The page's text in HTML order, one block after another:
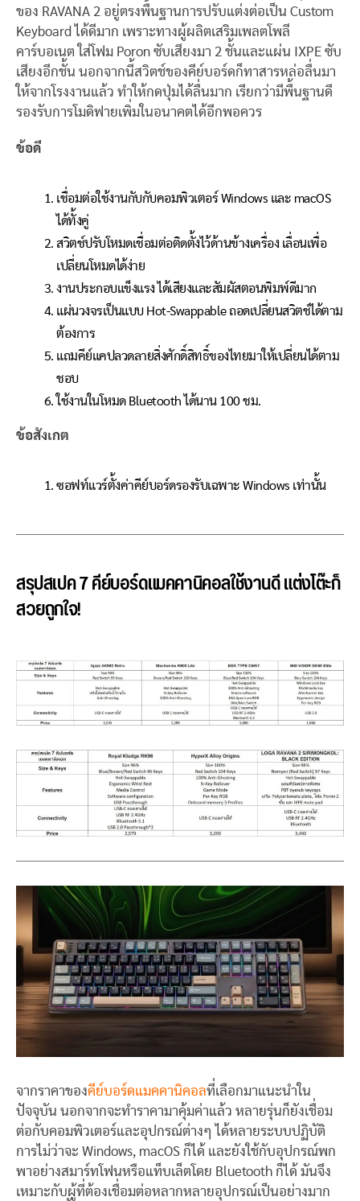
ของ RAVANA 2 อยู่ตรงพื้นฐานการปรับแต่งต่อเป็น Custom
Keyboard ได้ดีมาก เพราะทางผู้ผลิตเสริมเพลตโพลี
คาร์บอเนต ใส่โฟม Poron ซับเสียงมา 2 ชั้นและแผ่น IXPE ซับ
เสียงอีกชั้น นอกจากนี้สวิตช์ของคีย์บอร์ดก็ทาสารหล่อลื่นมา
ให้จากโรงงานแล้ว ทำให้กดปุ่มได้ลื่นมาก เรียกว่ามีพื้นฐานดี
รองรับการโมดิฟายเพิ่มในอนาคตได้อีกพอควร
ข้อดี
เชื่อมต่อใช้งานกับกับคอมพิวเตอร์ Windows และ macOS
ได้ทั้งคู่
สวิตช์ปรับโหมดเชื่อมต่อติดตั้งไว้ด้านข้างเครื่อง เลื่อนเพื่อ
เปลี่ยนโหมดได้ง่าย
งานประกอบแข็งแรง ได้เสียงและสัมผัสตอนพิมพ์ดีมาก
แผ่นวงจรเป็นแบบ Hot-Swappable ถอดเปลี่ยนสวิตช์ได้ตาม
ต้องการ
แถมคีย์แคปลวดลายสิ่งศักดิ์สิทธิ์ของไทยมาให้เปลี่ยนได้ตาม
ชอบ
ใช้งานในโหมด Bluetooth ได้นาน 100 ชม.
ข้อสังเกต
ซอฟท์แวร์ตั้งค่าคีย์บอร์ดรองรับเฉพาะ Windows เท่านั้น
สรุปสเปค 7 คีย์บอร์ดแมคคานิคอลใช้งานดี แต่งโต๊ะก็
สวยถูกใจ!
จากราคาของคีย์บอร์ดแมคคานิคอลที่เลือกมาแนะนำใน
ปัจจุบัน นอกจากจะทำราคามาคุ้มค่าแล้ว หลายรุ่นก็ยังเชื่อม
ต่อกับคอมพิวเตอร์และอุปกรณ์ต่างๆ ได้หลายระบบปฏิบัติ
การไม่ว่าจะ Windows, macOS ก็ได้ และยังใช้กับอุปกรณ์พก
พาอย่างสมาร์ทโฟนหรือแท็บเล็ตโดย Bluetooth ก็ได้ มันจึง
เหมาะกับผู้ที่ต้องเชื่อมต่อหลากหลายอุปกรณ์เป็นอย่างมาก